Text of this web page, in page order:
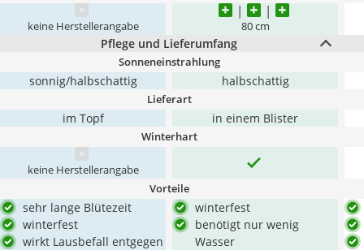
keine Herstellerangabe 80 cm
Pflege und Lieferumfang
Sonneneinstrahlung
sonnig/halbschattig halbschattig
Lieferart
im Topf in einem Blister
Winterhart
keine Herstellerangabe
Vorteile
sehr lange Blütezeit
winterfest
wirkt Lausbefall entgegen
winterfest
benötigt nur wenig
Wasser